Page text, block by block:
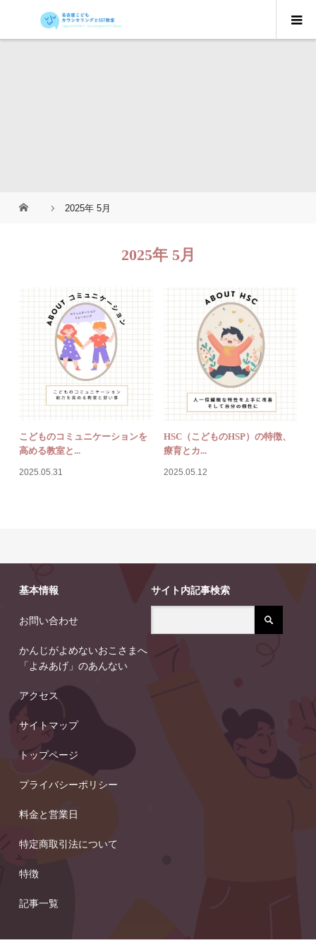
2025年 5月
2025年 5月
こどものコミュニケーションを
高める教室と...
2025.05.31
HSC（こどものHSP）の特徴、
療育とカ...
2025.05.12
基本情報
お問い合わせ
かんじがよめないおこさまへ
「よみあげ」のあんない
アクセス
サイトマップ
トップページ
プライバシーポリシー
料金と営業日
特定商取引法について
特徴
記事一覧
サイト内記事検索